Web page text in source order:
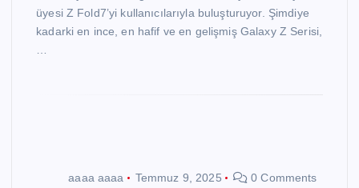
üyesi Z Fold7’yi kullanıcılarıyla buluşturuyor. Şimdiye
kadarki en ince, en hafif ve en gelişmiş Galaxy Z Serisi,
aaaa aaaa Temmuz 9, 2025 0 Comments